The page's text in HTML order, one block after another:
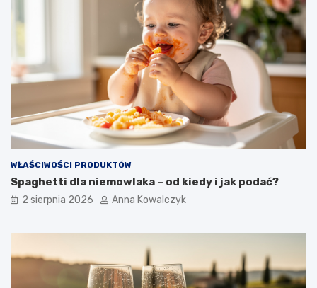
WŁAŚCIWOŚCI PRODUKTÓW
Spaghetti dla niemowlaka – od kiedy i jak podać?
2 sierpnia 2026 Anna Kowalczyk